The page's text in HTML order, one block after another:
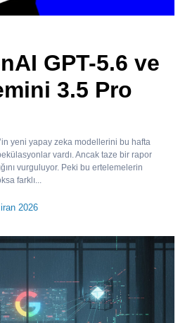
GPT-5.6 ve
3.5 Pro
yeni yapay zeka modellerini bu hafta
vardı. Ancak taze bir rapor
vurguluyor. Peki bu ertelemelerin
farklı...
2026